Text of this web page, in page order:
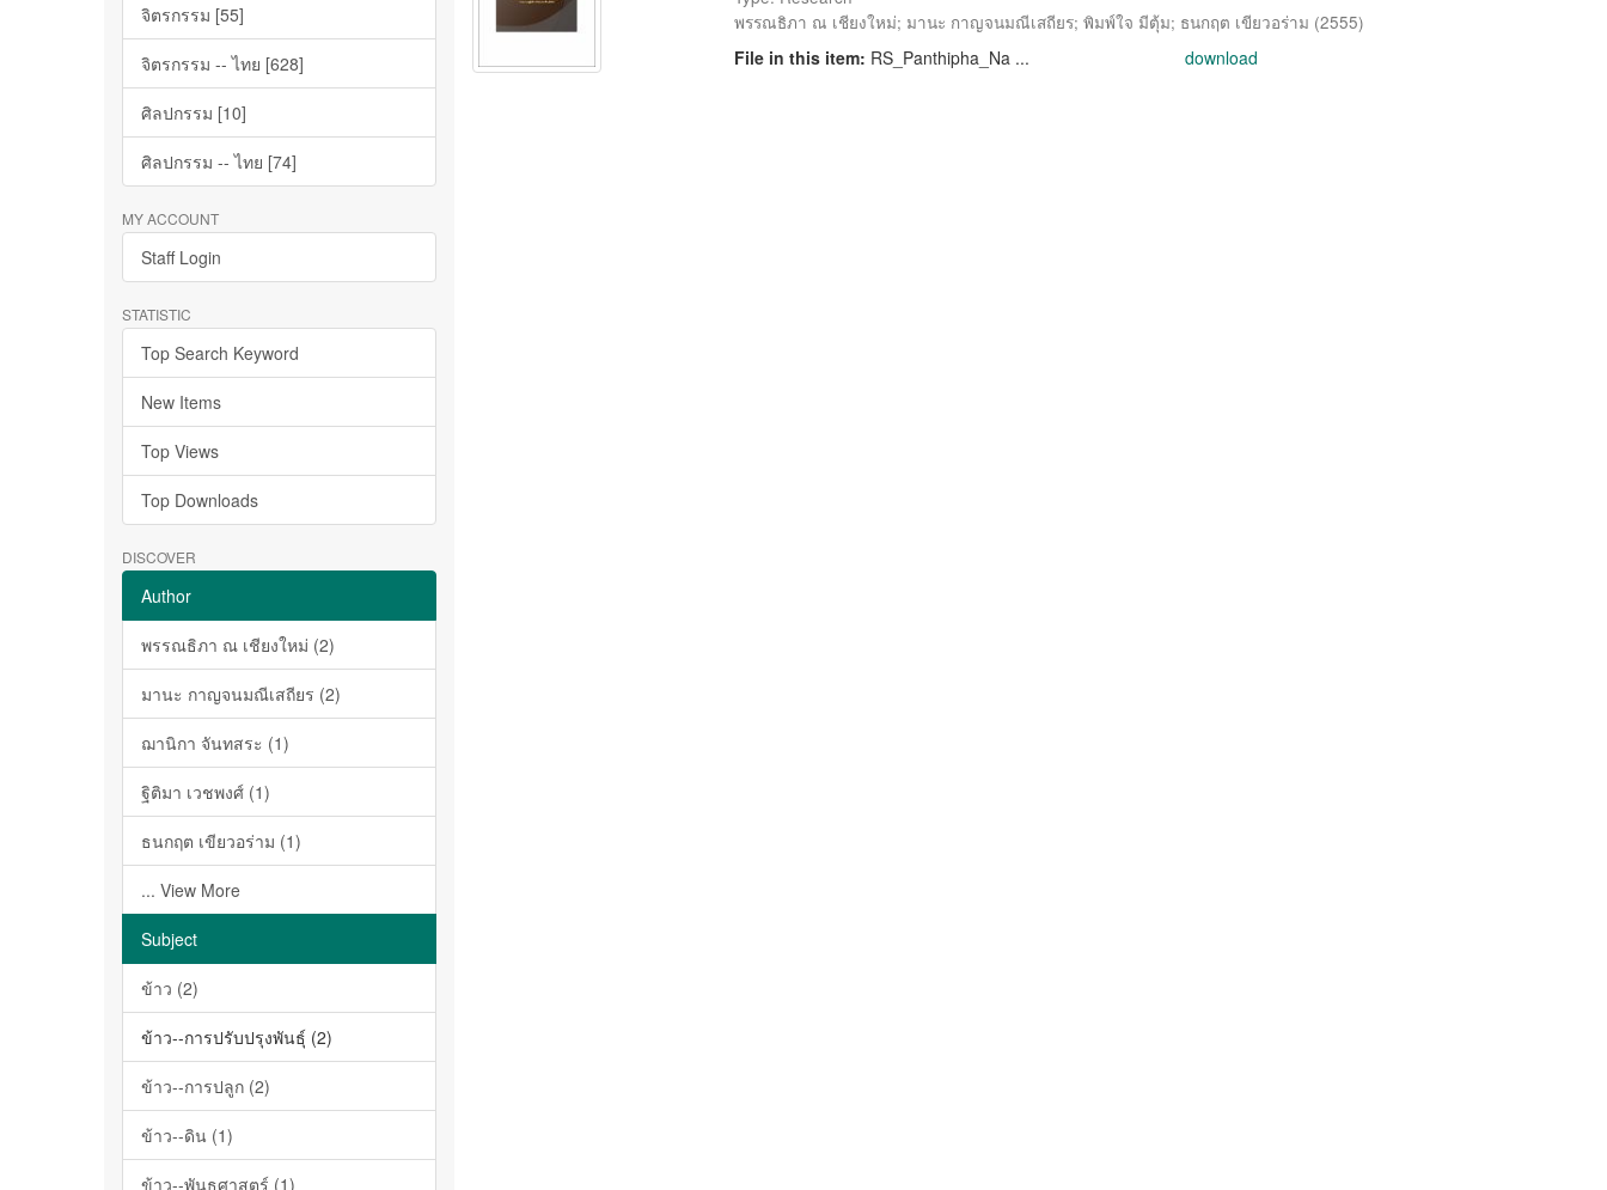
จิตรกรรม [55]
จิตรกรรม -- ไทย [628]
ศิลปกรรม [10]
ศิลปกรรม -- ไทย [74]
MY ACCOUNT
Staff Login
STATISTIC
Top Search Keyword
New Items
Top Views
Top Downloads
DISCOVER
Author
พรรณธิภา ณ เชียงใหม่ (2)
มานะ กาญจนมณีเสถียร (2)
ฌานิกา จันทสระ (1)
ฐิติมา เวชพงศ์ (1)
ธนกฤต เขียวอร่าม (1)
... View More
Subject
ข้าว (2)
ข้าว--การปรับปรุงพันธุ์ (2)
ข้าว--การปลูก (2)
ข้าว--ดิน (1)
ข้าว--พันธุศาสตร์ (1)
พรรณธิภา ณ เชียงใหม่; มานะ กาญจนมณีเสถียร; พิมพ์ใจ มีตุ้ม; ธนกฤต เขียวอร่าม (2555)
File in this item: RS_Panthipha_Na ... download